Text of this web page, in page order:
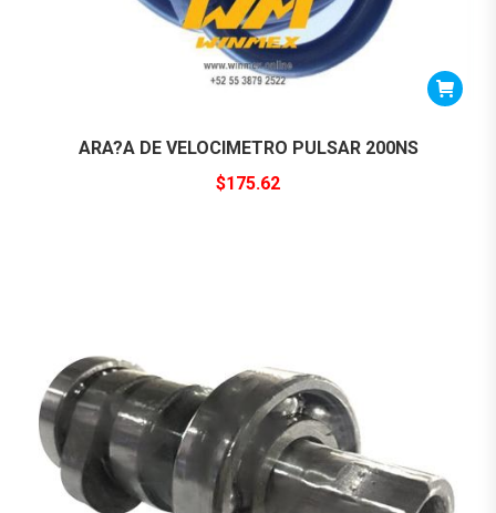
ARA?A DE VELOCIMETRO PULSAR 200NS
$175.62